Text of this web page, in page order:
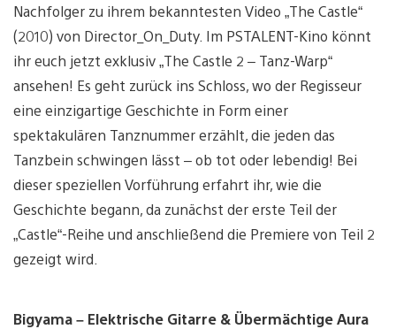
Nachfolger zu ihrem bekanntesten Video „The Castle“
(2010) von Director_On_Duty. Im PSTALENT-Kino könnt
ihr euch jetzt exklusiv „The Castle 2 – Tanz-Warp“
ansehen! Es geht zurück ins Schloss, wo der Regisseur
eine einzigartige Geschichte in Form einer
spektakulären Tanznummer erzählt, die jeden das
Tanzbein schwingen lässt – ob tot oder lebendig! Bei
dieser speziellen Vorführung erfahrt ihr, wie die
Geschichte begann, da zunächst der erste Teil der
„Castle“-Reihe und anschließend die Premiere von Teil 2
gezeigt wird.
Bigyama – Elektrische Gitarre & Übermächtige Aura